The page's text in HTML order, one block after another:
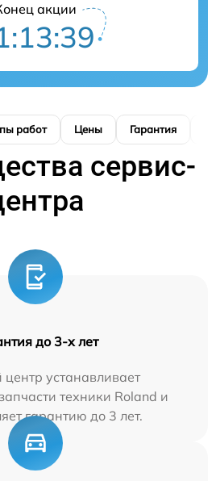
акции
работ Цены Гарантия
сервис-
до 3-х лет
устанавливает
техники Roland и
гарантию до 3 лет.